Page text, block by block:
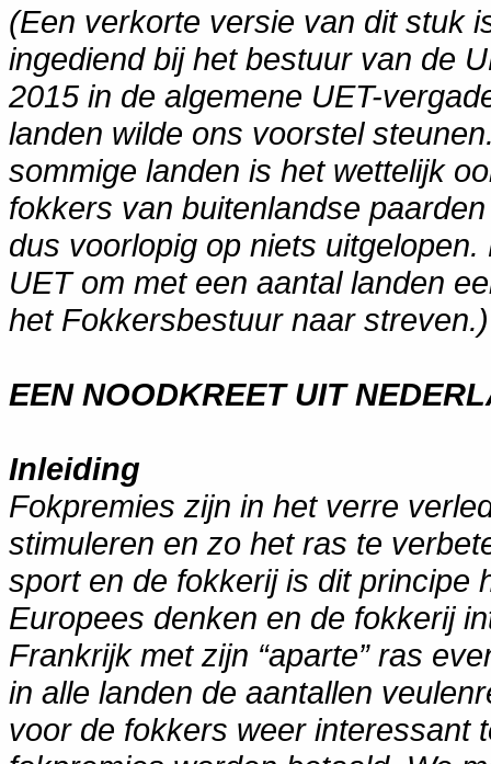
(Een verkorte versie van dit stuk
ingediend bij het bestuur van de
2015 in de algemene UET-
landen wilde ons voorstel
sommige landen is het wettelijk
fokkers van buitenlandse
dus voorlopig op niets
UET om met een aantal landen
het Fokkersbestuur naar streven.)
EEN NOODKREET UIT
Inleiding
Fokpremies zijn in het verre
stimuleren en zo het ras te
sport en de fokkerij is dit principe
Europees denken en de fokkerij
Frankrijk met zijn “aparte” ras
in alle landen de aantallen
voor de fokkers weer interessant